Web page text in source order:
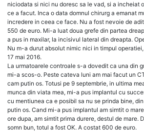
niciodata si nici nu doresc sa le vad, si a incheiat
ce a facut. Inca o data domnul chirurg a emanat
incredere in ceea ce face. Nu a fost nevoie de
550 de euro. Mi-a luat doua grefe din partea
a pus in maxilar, la incisivul lateral din dreapta.
Nu m-a durut absolut nimic nici in timpul
17 mai 2016.
La urmatoarele controale s-a dovedit ca una din
mi-a scos-o. Peste cateva luni am mai facut un
cam putin os. Totusi pe 9 septembrie, in ultima
munca din viata mea, mi-a pus implantul cu
cu mentiunea ca e posibil sa nu se prinda bine,
putin os. Cand mi-a pus implantul am simtit o
ore dupa, am simtit prima durere, destul de mare.
somn bun, totul a fost OK. A costat 600 de euro.